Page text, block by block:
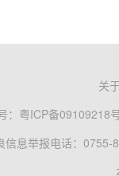
关
粤ICP备09109218
信息举报电话：0755-